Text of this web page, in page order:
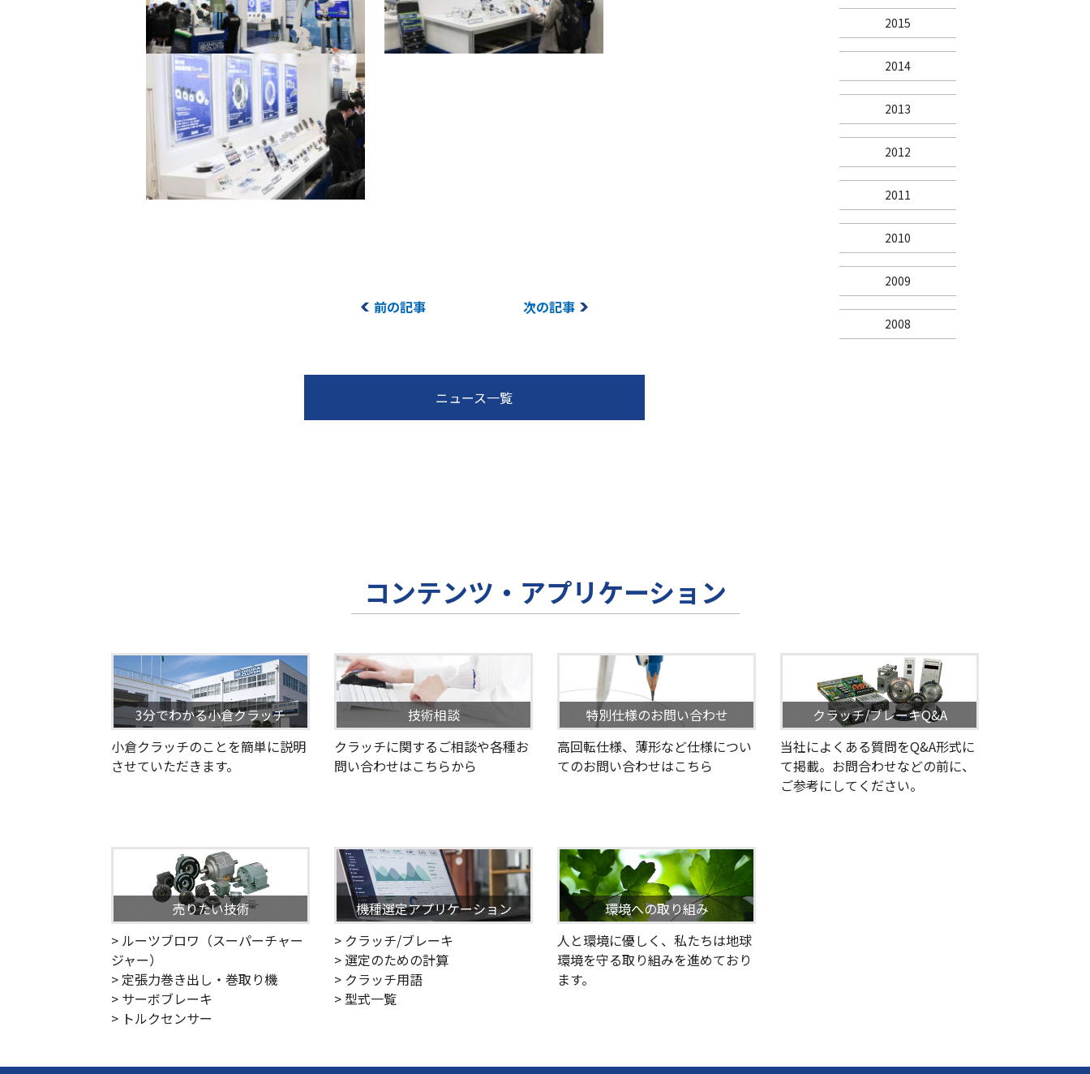
前の記事 次の記事
ニュース一覧
2015
2014
2013
2012
2011
2010
2009
2008
コンテンツ・アプリケーション
3分でわかる小倉クラッチ
小倉クラッチのことを簡単に説明
させていただきます。
技術相談
クラッチに関するご相談や各種お
問い合わせはこちらから
特別仕様のお問い合わせ
高回転仕様、薄形など仕様につい
てのお問い合わせはこちら
クラッチ/ブレーキQ&A
当社によくある質問をQ&A形式に
て掲載。お問合わせなどの前に、
ご参考にしてください。
売りたい技術
> ルーツブロワ（スーパーチャー
ジャー）
> 定張力巻き出し・巻取り機
> サーボブレーキ
> トルクセンサー
機種選定アプリケーション
> クラッチ/ブレーキ
> 選定のための計算
> クラッチ用語
> 型式一覧
環境への取り組み
人と環境に優しく、私たちは地球
環境を守る取り組みを進めており
ます。